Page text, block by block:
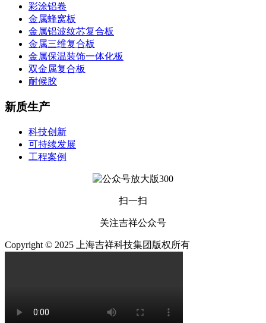
彩涂铝卷
金属蜂窝板
金属铝波纹芯复合板
金属三维复合板
金属保温装饰一体化板
双金属复合板
耐候胶
新质生产
科技创新
可持续发展
工程案例
扫一扫
关注吉祥公众号
Copyright © 2025 上海吉祥科技集团版权所有